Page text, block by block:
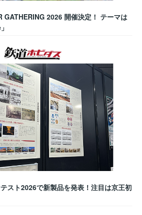
GATHERING 2026 開催決定！ テーマは
スト2026で新製品を発表！注目は京王初